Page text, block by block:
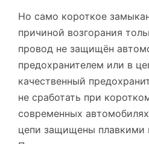
Но само короткое
причиной возгорания
провод не защищён
предохранителем или в
качественный
не сработать при
современных
цепи защищены плавкими